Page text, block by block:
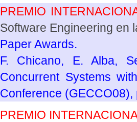
PREMIO
Software Engineering en
Paper Awards.
F. Chicano, E. Alba,
Concurrent Systems
Conference
PREMIO